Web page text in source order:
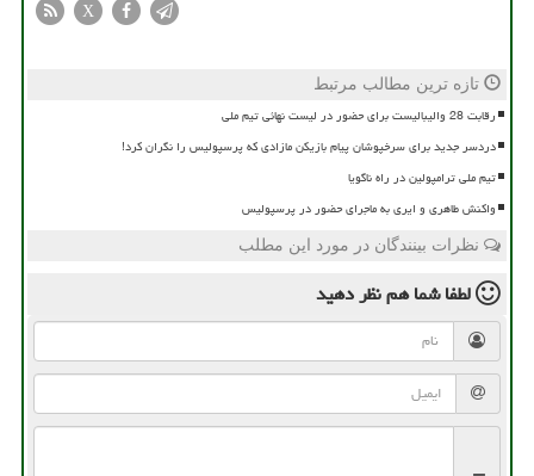
X
تازه ترین مطالب مرتبط
رقابت 28 والیبالیست برای حضور در لیست نهائی تیم ملی
دردسر جدید برای سرخپوشان پیام بازیکن مازادی که پرسپولیس را نگران کرد!
تیم ملی ترامپولین در راه ناگویا
واکنش طاهری و ایری به ماجرای حضور در پرسپولیس
نظرات بینندگان در مورد این مطلب
لطفا شما همنظر دهید